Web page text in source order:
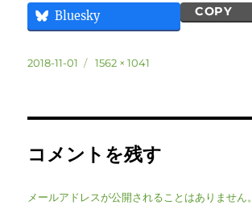
Bluesky COPY
投
2018-11-01
フ
1562 × 1041
コメントを残す
メールアドレスが公開されることはありません。